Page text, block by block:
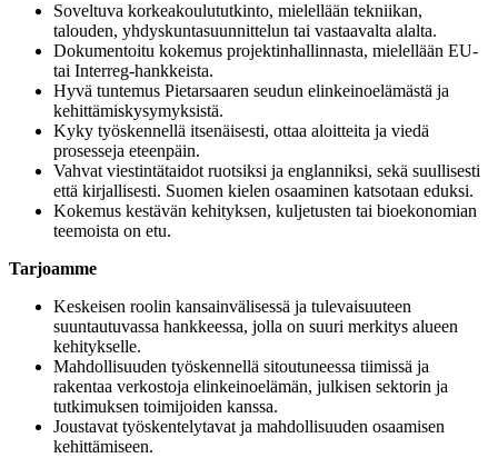
Soveltuva korkeakoulututkinto, mielellään tekniikan,
talouden, yhdyskuntasuunnittelun tai vastaavalta alalta.
Dokumentoitu kokemus projektinhallinnasta, mielellään EU-
tai Interreg-hankkeista.
Hyvä tuntemus Pietarsaaren seudun elinkeinoelämästä ja
kehittämiskysymyksistä.
Kyky työskennellä itsenäisesti, ottaa aloitteita ja viedä
prosesseja eteenpäin.
Vahvat viestintätaidot ruotsiksi ja englanniksi, sekä suullisesti
että kirjallisesti. Suomen kielen osaaminen katsotaan eduksi.
Kokemus kestävän kehityksen, kuljetusten tai bioekonomian
teemoista on etu.
Tarjoamme
Keskeisen roolin kansainvälisessä ja tulevaisuuteen
suuntautuvassa hankkeessa, jolla on suuri merkitys alueen
kehitykselle.
Mahdollisuuden työskennellä sitoutuneessa tiimissä ja
rakentaa verkostoja elinkeinoelämän, julkisen sektorin ja
tutkimuksen toimijoiden kanssa.
Joustavat työskentelytavat ja mahdollisuuden osaamisen
kehittämiseen.